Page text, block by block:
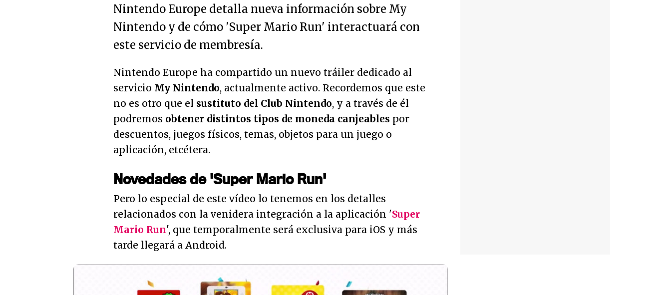
Nintendo Europe detalla nueva información sobre My
Nintendo y de cómo 'Super Mario Run' interactuará con
este servicio de membresía.
Nintendo Europe ha compartido un nuevo tráiler dedicado al
servicio My Nintendo, actualmente activo. Recordemos que este
no es otro que el sustituto del Club Nintendo, y a través de él
podremos obtener distintos tipos de moneda canjeables por
descuentos, juegos físicos, temas, objetos para un juego o
aplicación, etcétera.
Novedades de 'Super Mario Run'
Pero lo especial de este vídeo lo tenemos en los detalles
relacionados con la venidera integración a la aplicación 'Super
Mario Run', que temporalmente será exclusiva para iOS y más
tarde llegará a Android.